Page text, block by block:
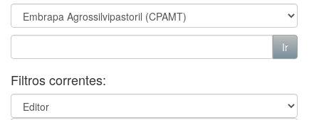
Filtros correntes: